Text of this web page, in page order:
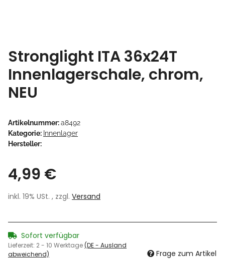
Stronglight ITA 36x24T
Innenlagerschale, chrom,
NEU
Artikelnummer:a8492
Kategorie: Innenlager
Hersteller:
4,99 €
inkl. 19% USt. , zzgl. Versand
Sofort verfügbar
Lieferzeit: 2 - 10 Werktage(DE - Ausland
abweichend)
Frage zum Artikel